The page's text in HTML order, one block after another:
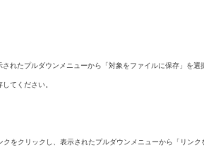
されたプルダウンメニューから「対象をファイルに保存」を選
てください。
をクリックし、表示されたプルダウンメニューから「リンク